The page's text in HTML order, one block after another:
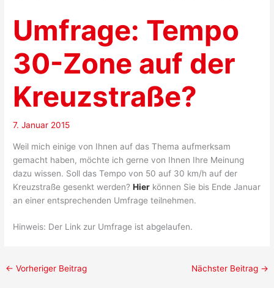
Umfrage: Tempo
30-Zone auf der
Kreuzstraße?
7. Januar 2015
Weil mich einige von Ihnen auf das Thema aufmerksam
gemacht haben, möchte ich gerne von Ihnen Ihre Meinung
dazu wissen. Soll das Tempo von 50 auf 30 km/h auf der
Kreuzstraße gesenkt werden?Hier können Sie bis Ende Januar
an einer entsprechenden Umfrage teilnehmen.
Hinweis: Der Link zur Umfrage ist abgelaufen.
← Vorheriger Beitrag Nächster Beitrag →